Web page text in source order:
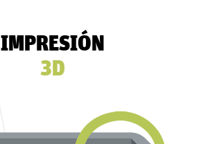
IMPRESIÓN
3D